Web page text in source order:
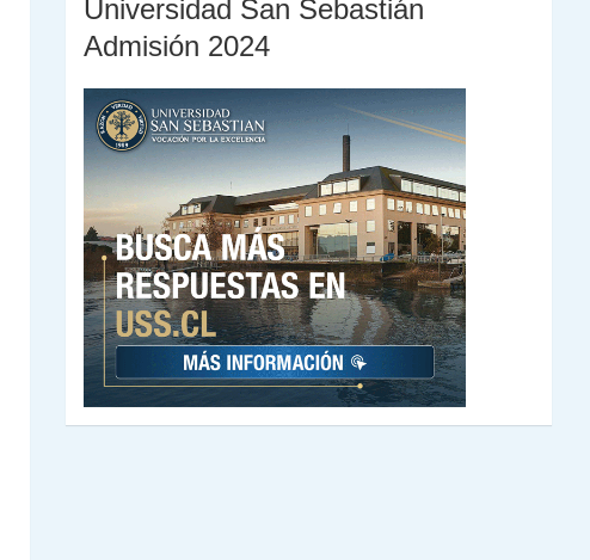
Universidad San Sebastián
Admisión 2024